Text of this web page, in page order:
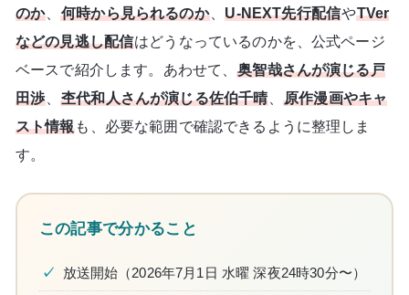
のか 、何時から見られるのか、 U-NEXT先行配信やTVer
などの見逃し配信はどうなっているのかを、公式ページ
ベースで紹介します。あわせて、奥智哉さんが演じる戸
田渉 、杢代和人さんが演じる佐伯千晴 、原作漫画やキャ
スト情報も、必要な範囲で確認できるように整理しま
す。
この記事で分かること
放送開始（2026年7月1日 水曜 深夜24時30分〜）